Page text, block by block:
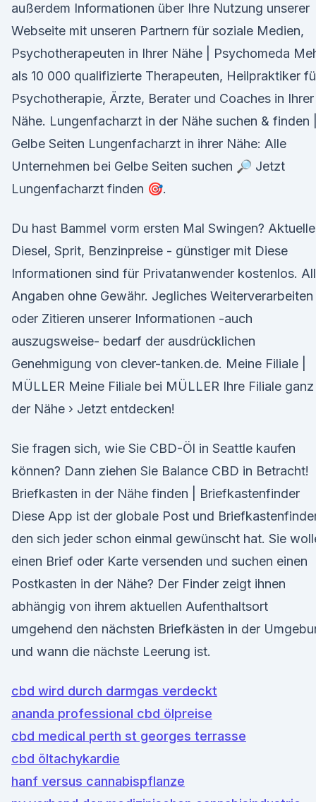
außerdem Informationen über Ihre Nutzung unserer
Webseite mit unseren Partnern für soziale Medien,
Psychotherapeuten in Ihrer Nähe | Psychomeda
als 10 000 qualifizierte Therapeuten, Heilpraktiker
Psychotherapie, Ärzte, Berater und Coaches in Ihrer
Nähe. Lungenfacharzt in der Nähe suchen & finden |
Gelbe Seiten Lungenfacharzt in ihrer Nähe: Alle
Unternehmen bei Gelbe Seiten suchen 🔎 Jetzt
Lungenfacharzt finden 🎯.
Du hast Bammel vorm ersten Mal Swingen? Aktuelle
Diesel, Sprit, Benzinpreise - günstiger mit Diese
Informationen sind für Privatanwender kostenlos.
Angaben ohne Gewähr. Jegliches Weiterverarbeiten
oder Zitieren unserer Informationen -auch
auszugsweise- bedarf der ausdrücklichen
Genehmigung von clever-tanken.de. Meine Filiale |
MÜLLER Meine Filiale bei MÜLLER Ihre Filiale ganz
der Nähe › Jetzt entdecken!
Sie fragen sich, wie Sie CBD-Öl in Seattle kaufen
können? Dann ziehen Sie Balance CBD in Betracht!
Briefkasten in der Nähe finden | Briefkastenfinder
Diese App ist der globale Post und
den sich jeder schon einmal gewünscht hat. Sie
einen Brief oder Karte versenden und suchen einen
Postkasten in der Nähe? Der Finder zeigt ihnen
abhängig von ihrem aktuellen Aufenthaltsort
umgehend den nächsten Briefkästen in der
und wann die nächste Leerung ist.
cbd wird durch darmgas verdeckt
ananda professional cbd ölpreise
cbd medical perth st georges terrasse
cbd öltachykardie
hanf versus cannabispflanze